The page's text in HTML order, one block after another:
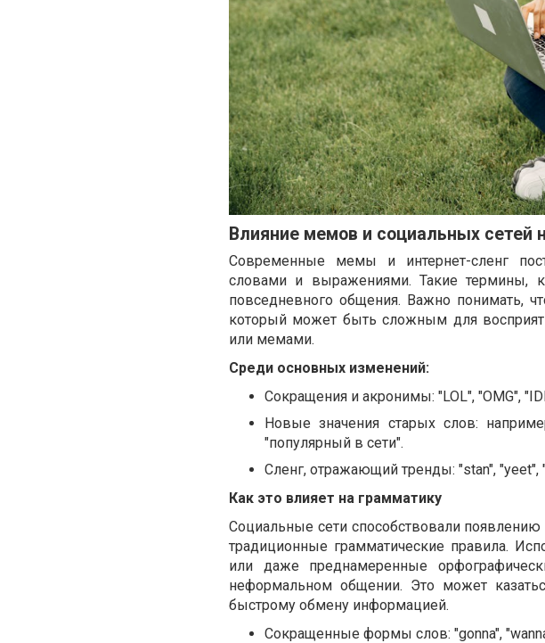
Влияние мемов и социальных сетей
Современные мемы и интернет-сленг
словами и выражениями. Такие термины,
повседневного общения. Важно понимать,
который может быть сложным для
или мемами.
Среди основных изменений:
Сокращения и акронимы: "LOL", "OMG",
Новые значения старых слов:
"популярный в сети".
Сленг, отражающий тренды: "stan", "yeet",
Как это влияет на грамматику
Социальные сети способствовали появлению
традиционные грамматические правила.
или даже преднамеренные
неформальном общении. Это может
быстрому обмену информацией.
Сокращенные формы слов: "gonna",